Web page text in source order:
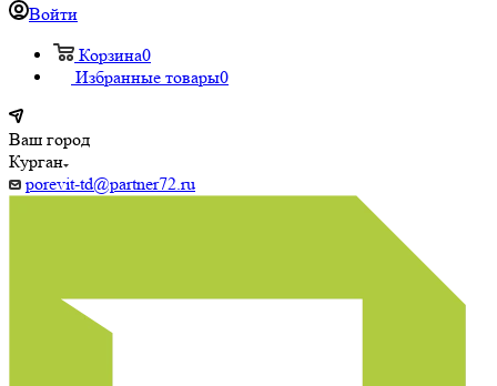
Войти
Корзина0
Избранные товары0
Ваш город
Курган
porevit-td@partner72.ru